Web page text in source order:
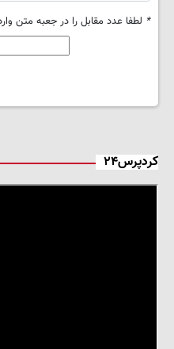
* لطفا عدد مقابل را در جعبه متن
کردپرس۲۴